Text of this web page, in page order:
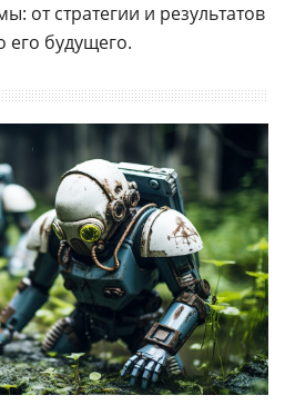
от стратегии и результатов
его будущего.